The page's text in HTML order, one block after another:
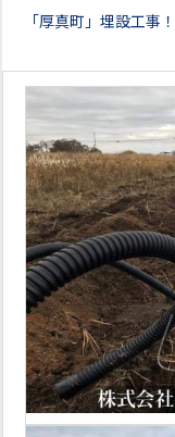
「厚真町」埋設工事！